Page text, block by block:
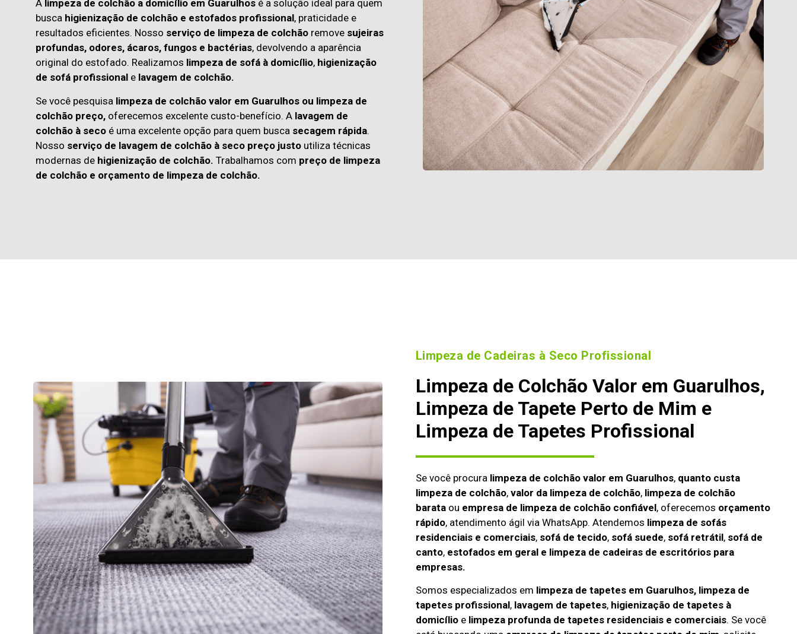
A limpeza de colchão a domicílio em Guarulhos é a solução ideal para quem
busca higienização de colchão e estofados profissional, praticidade e
resultados eficientes. Nosso serviço de limpeza de colchão remove sujeiras
profundas, odores, ácaros, fungos e bactérias, devolvendo a aparência
original do estofado. Realizamos limpeza de sofá à domicílio, higienização
de sofá profissional e lavagem de colchão.
Se você pesquisa limpeza de colchão valor em Guarulhos ou limpeza de
colchão preço, oferecemos excelente custo-benefício. A lavagem de
colchão à seco é uma excelente opção para quem busca secagem rápida.
Nosso serviço de lavagem de colchão à seco preço justo utiliza técnicas
modernas de higienização de colchão. Trabalhamos com preço de limpeza
de colchão e orçamento de limpeza de colchão.
Limpeza de Cadeiras à Seco Profissional
Limpeza de Colchão Valor em Guarulhos,
Limpeza de Tapete Perto de Mim e
Limpeza de Tapetes Profissional
Se você procura limpeza de colchão valor em Guarulhos, quanto custa
limpeza de colchão, valor da limpeza de colchão, limpeza de colchão
barataou empresa de limpeza de colchão confiável, oferecemos orçamento
rápido, atendimento ágil via WhatsApp. Atendemos limpeza de sofás
residenciais e comerciais, sofá de tecido, sofá suede, sofá retrátil, sofá de
canto, estofados em geral e limpeza de cadeiras de escritórios para
empresas.
Somos especializados em limpeza de tapetes em Guarulhos, limpeza de
tapetes profissional, lavagem de tapetes, higienização de tapetes à
domicílioe limpeza profunda de tapetes residenciais e comerciais. Se você